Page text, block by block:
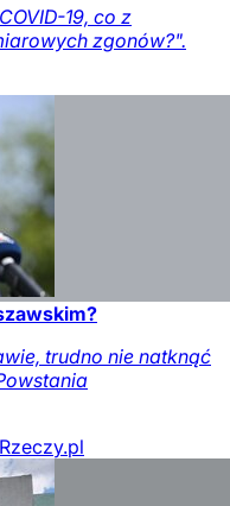
19, co z
zgonów?".
trudno nie natknąć